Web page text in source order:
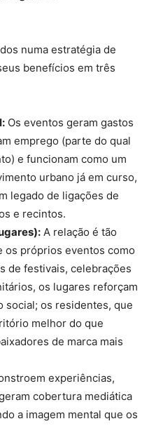
numa estratégia de
benefícios em três
Os eventos geram gastos
emprego (parte do qual
e funcionam como um
urbano já em curso,
legado de ligações de
e recintos.
A relação é tão
próprios eventos como
de festivais, celebrações
os lugares reforçam
social; os residentes, que
melhor do que
de marca mais
experiências,
cobertura mediática
a imagem mental que os